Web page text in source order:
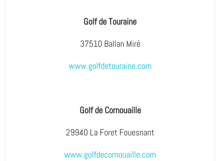
Golf de Touraine
37510 Ballan Miré
www.golfdetouraine.com
Golf de Cornouaille
29940 La Foret Fouesnant
www.golfdecornouaille.com